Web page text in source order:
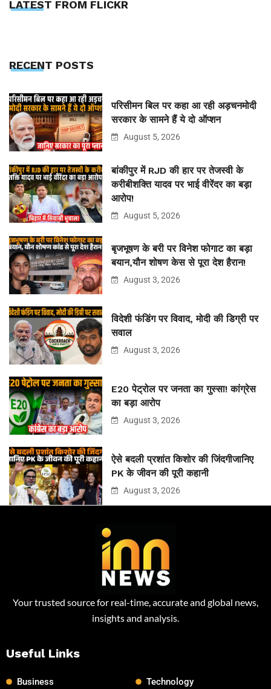
LATEST FROM FLICKR
RECENT POSTS
परिसीमन बिल पर कहा आ रही अड़चनमोदी
सरकार के सामने हैं ये दो ऑप्शन
August 5, 2026
बांकीपुर में RJD की हार पर तेजस्वी के
करीबीशक्ति यादव पर भाई वीरेंदर का बड़ा
आरोप!
August 5, 2026
बृजभूषण के बरी पर विनेश फोगाट का बड़ा
बयान,यौन शोषण केस से पूरा देश हैरान!
August 3, 2026
विदेशी फंडिंग पर विवाद, मोदी की डिग्री पर
सवाल
August 3, 2026
E20 पेट्रोल पर जनता का गुस्सा! कांग्रेस
का बड़ा आरोप
August 3, 2026
ऐसे बदली प्रशांत किशोर की जिंदगीजानिए
PK के जीवन की पूरी कहानी
August 3, 2026
Your trusted source for real-time, accurate and global news,
insights and analysis.
Useful Links
Business Technology